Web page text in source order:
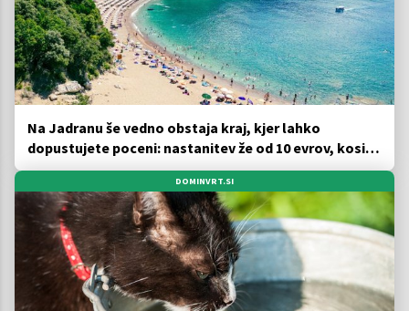
Na Jadranu še vedno obstaja kraj, kjer lahko
dopustujete poceni: nastanitev že od 10 evrov, kosilo
za pet evrov
DOMINVRT.SI